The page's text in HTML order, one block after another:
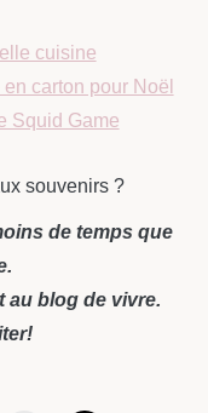
cuisine
carton pour Noël
Squid Game
souvenirs ?
de temps que
au blog de vivre.